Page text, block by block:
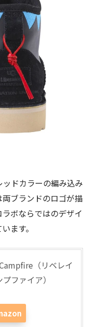
ドカラーの編み込み
ブランドのロゴが描
ボならではのデザイ
ます。
（リベレイ
ファイア）